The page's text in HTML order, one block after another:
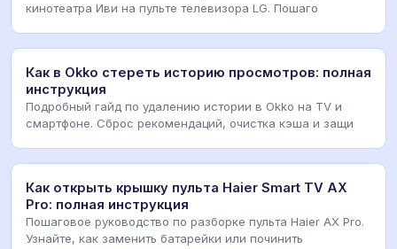
кинотеатра Иви на пульте телевизора LG. Пошаго
Как в Okko стереть историю просмотров: полная
инструкция
Подробный гайд по удалению истории в Okko на TV и
смартфоне. Сброс рекомендаций, очистка кэша и защи
Как открыть крышку пульта Haier Smart TV AX
Pro: полная инструкция
Пошаговое руководство по разборке пульта Haier AX Pro.
Узнайте, как заменить батарейки или починить